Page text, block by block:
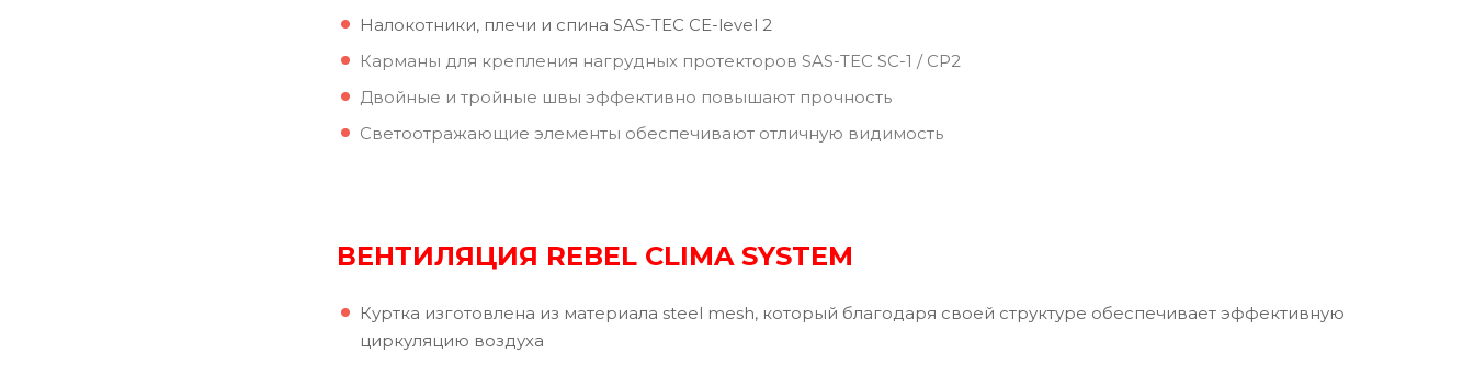
Налокотники, плечи и спина SAS-TEC CE-level 2
Карманы для крепления нагрудных протекторов SAS-TEC SC-1 / CP2
Двойные и тройные швы эффективно повышают прочность
Светоотражающие элементы обеспечивают отличную видимость
ВЕНТИЛЯЦИЯ REBEL CLIMA SYSTEM
Куртка изготовлена из материала steel mesh, который благодаря своей структуре обеспечивает эффективную
циркуляцию воздуха